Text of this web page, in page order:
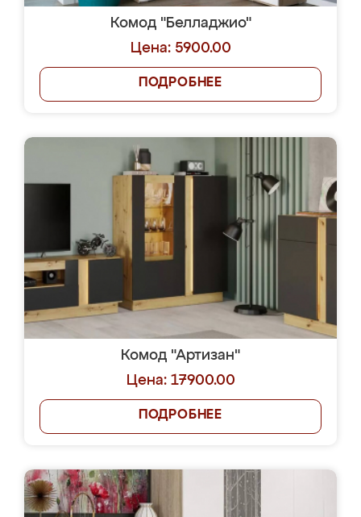
Комод "Белладжио"
Цена: 5900.00
ПОДРОБНЕЕ
Комод "Артизан"
Цена: 17900.00
ПОДРОБНЕЕ